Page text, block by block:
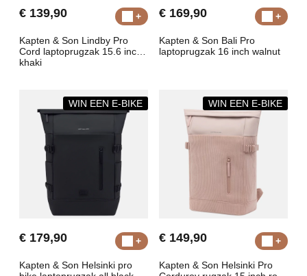
€ 139,90
Kapten & Son Lindby Pro
Cord laptoprugzak 15.6 inch
khaki
€ 169,90
Kapten & Son Bali Pro
laptoprugzak 16 inch walnut
WIN EEN E-BIKE
€ 179,90
Kapten & Son Helsinki pro
WIN EEN E-BIKE
€ 149,90
Kapten & Son Helsinki Pro